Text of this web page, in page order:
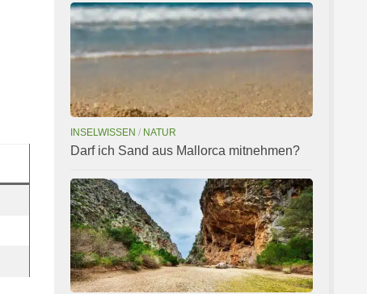
INSELWISSEN / NATUR
Darf ich Sand aus Mallorca mitnehmen?